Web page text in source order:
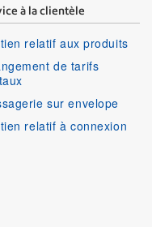
à la clientèle
relatif aux produits
de tarifs
sur envelope
relatif à connexion